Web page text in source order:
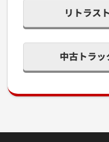
リトラス
中古トラ